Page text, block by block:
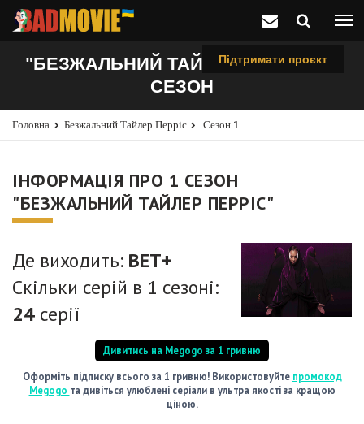
Підтримати проєкт
"БЕЗЖАЛЬНИЙ ТАЙЛЕР ПЕРРІС", 1
СЕЗОН
Головна Безжальний Тайлер Перріс Сезон 1
ІНФОРМАЦІЯ ПРО 1 СЕЗОН
"БЕЗЖАЛЬНИЙ ТАЙЛЕР ПЕРРІС"
Де виходить: BET+
Скільки серій в 1 сезоні:
24 серії
Дивитись на Megogo за 1 гривню
Оформіть підписку всього за 1 гривню! Використовуйте промокод
Megogo та дивіться улюблені серіали в ультра якості за кращою
ціною.